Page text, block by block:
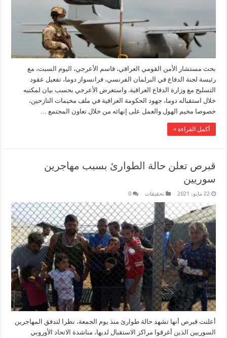
بحث مستشار الأمن القومي العراقي، قاسم الأعرجي، اليوم السبت، مع
رئيسة لجنة الدفاع في البرلمان الفرنسي، فرانسواز دوما، تفعيل عقود
التسليح مع وزارة الدفاع العراقية. واستعرض الأعرجي بحسب بيان لمكتبه
خلال استقباله دوما، جهود الحكومة العراقية في ملف مخيمات النازحين،
خصوصا مخيم الهول والعمل على إنهائه من خلال تعاون المجتمع …
أكمل القراءة »
قبرص تعلن حالة الطوارئ بسبب مهاجرين
سوريين
22 مايو، 2021 تحقيقات 0
أعلنت قبرص أنها تشهد حالة طوارئ منذ يوم الجمعة، نظرا لتدفق المهاجرين
السوريين الذين أغرقوا مراكز الاستقبال لديها، مناشدة الاتحاد الأوروبي